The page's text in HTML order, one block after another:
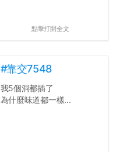
點擊打開全文
#靠交7548
我5個洞都插了
為什麼味道都一樣...